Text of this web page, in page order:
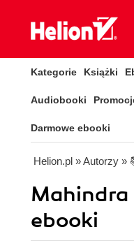
Kategorie Książki
Audiobooki
Darmowe ebooki
Helion.pl » Autorzy »
ebooki